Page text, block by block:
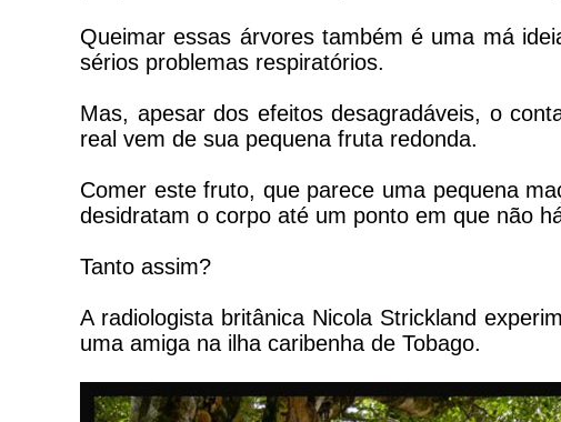
Queimar essas árvores também é uma má
sérios problemas respiratórios.
Mas, apesar dos efeitos desagradáveis, o
real vem de sua pequena fruta redonda.
Comer este fruto, que parece uma pequena
desidratam o corpo até um ponto em que não
Tanto assim?
A radiologista britânica Nicola Strickland
uma amiga na ilha caribenha de Tobago.